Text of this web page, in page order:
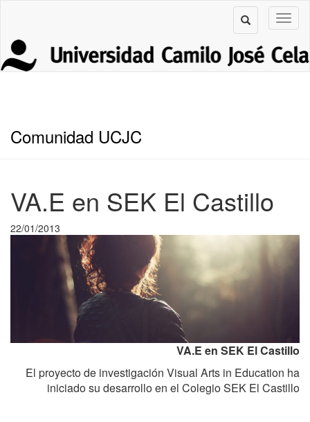
Comunidad UCJC
VA.E en SEK El Castillo
22/01/2013
VA.E en SEK El Castillo
El proyecto de investigación Visual Arts in Education ha
iniciado su desarrollo en el Colegio SEK El Castillo